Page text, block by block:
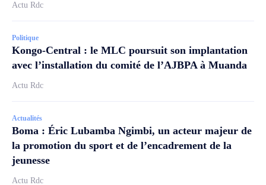
Actu Rdc
Politique
Kongo-Central : le MLC poursuit son implantation
avec l’installation du comité de l’AJBPA à Muanda
Actu Rdc
Actualités
Boma : Éric Lubamba Ngimbi, un acteur majeur de
la promotion du sport et de l’encadrement de la
jeunesse
Actu Rdc